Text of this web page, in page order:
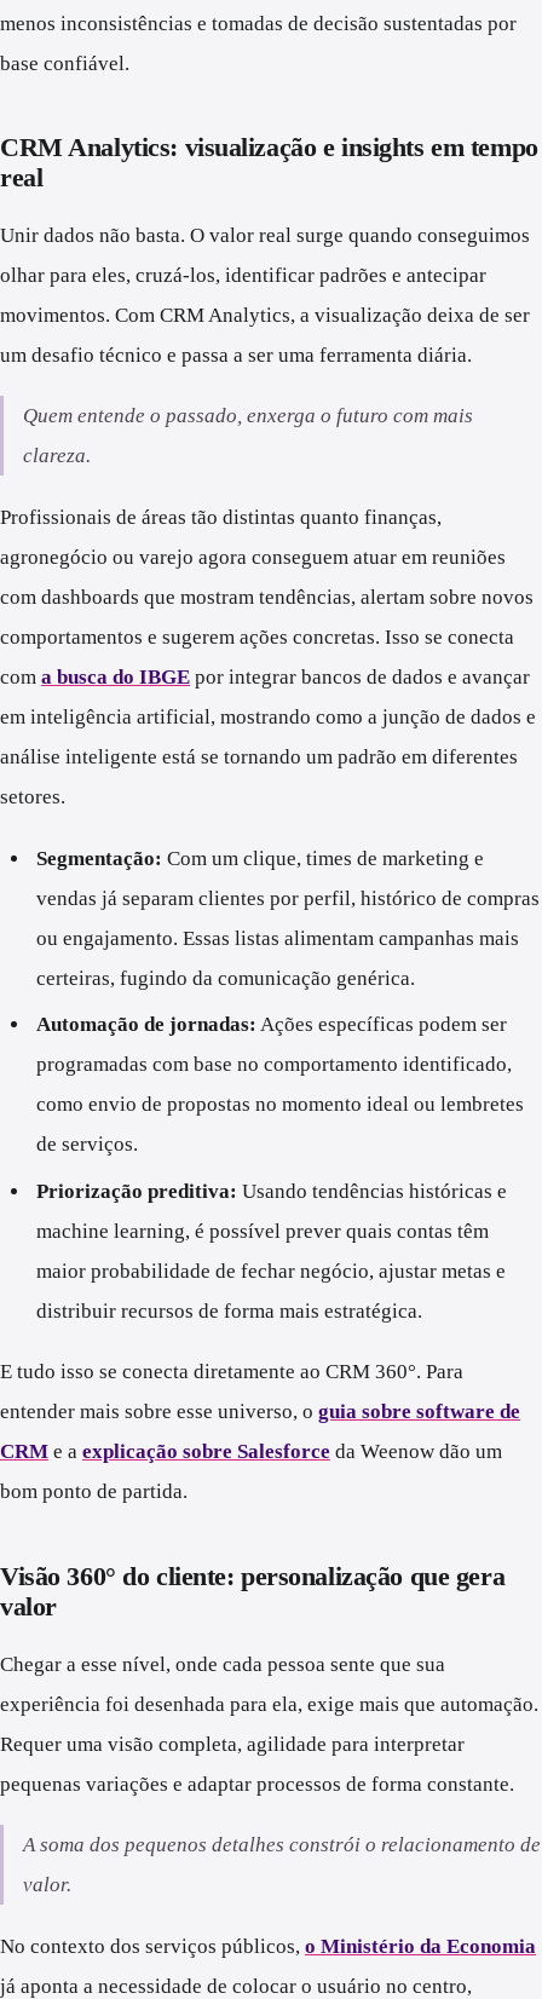
menos inconsistências e tomadas de decisão sustentadas por
base confiável.
CRM Analytics: visualização e insights em tempo
real
Unir dados não basta. O valor real surge quando conseguimos
olhar para eles, cruzá-los, identificar padrões e antecipar
movimentos. Com CRM Analytics, a visualização deixa de ser
um desafio técnico e passa a ser uma ferramenta diária.
Quem entende o passado, enxerga o futuro com mais
clareza.
Profissionais de áreas tão distintas quanto finanças,
agronegócio ou varejo agora conseguem atuar em reuniões
com dashboards que mostram tendências, alertam sobre novos
comportamentos e sugerem ações concretas. Isso se conecta
com a busca do IBGE por integrar bancos de dados e avançar
em inteligência artificial, mostrando como a junção de dados e
análise inteligente está se tornando um padrão em diferentes
setores.
Segmentação: Com um clique, times de marketing e
vendas já separam clientes por perfil, histórico de compras
ou engajamento. Essas listas alimentam campanhas mais
certeiras, fugindo da comunicação genérica.
Automação de jornadas: Ações específicas podem ser
programadas com base no comportamento identificado,
como envio de propostas no momento ideal ou lembretes
de serviços.
Priorização preditiva: Usando tendências históricas e
machine learning, é possível prever quais contas têm
maior probabilidade de fechar negócio, ajustar metas e
distribuir recursos de forma mais estratégica.
E tudo isso se conecta diretamente ao CRM 360°. Para
entender mais sobre esse universo, o guia sobre software de
CRM e a explicação sobre Salesforce da Weenow dão um
bom ponto de partida.
Visão 360° do cliente: personalização que gera
valor
Chegar a esse nível, onde cada pessoa sente que sua
experiência foi desenhada para ela, exige mais que automação.
Requer uma visão completa, agilidade para interpretar
pequenas variações e adaptar processos de forma constante.
A soma dos pequenos detalhes constrói o relacionamento de
valor.
No contexto dos serviços públicos, o Ministério da Economia
já aponta a necessidade de colocar o usuário no centro,